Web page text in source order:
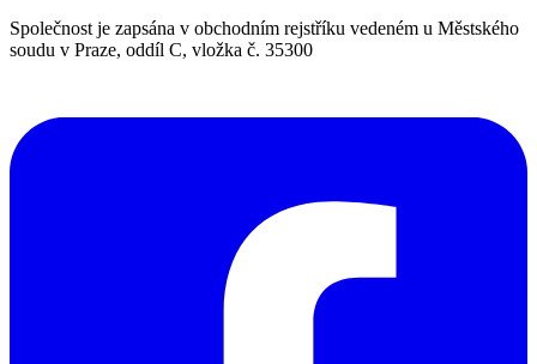
Společnost je zapsána v obchodním rejstříku vedeném u Městského
soudu v Praze, oddíl C, vložka č. 35300